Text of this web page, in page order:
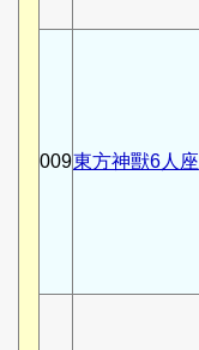
009東方神獸6人座